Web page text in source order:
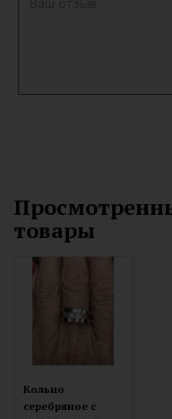
товары
Кольцо
серебряное с